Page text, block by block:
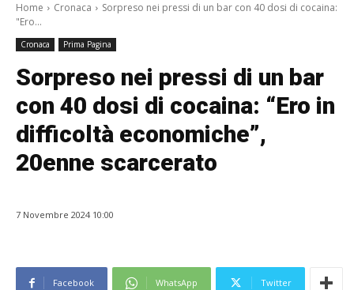
Home Cronaca
Sorpreso nei pressi di un bar con 40 dosi di cocaina:
"Ero...
Cronaca Prima Pagina
Sorpreso nei pressi di un bar
con 40 dosi di cocaina: “Ero in
difficoltà economiche”,
20enne scarcerato
7 Novembre 2024 10:00
Facebook WhatsApp Twitter